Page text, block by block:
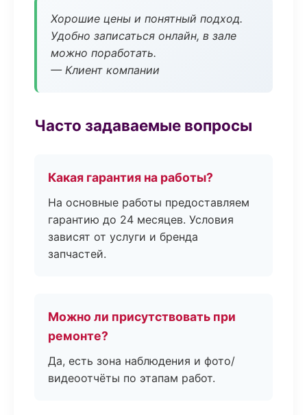
Хорошие цены и понятный подход.
Удобно записаться онлайн, в зале
можно поработать.
— Клиент компании
Часто задаваемые вопросы
Какая гарантия на работы?
На основные работы предоставляем
гарантию до 24 месяцев. Условия
зависят от услуги и бренда
запчастей.
Можно ли присутствовать при
ремонте?
Да, есть зона наблюдения и фото/
видеоотчёты по этапам работ.